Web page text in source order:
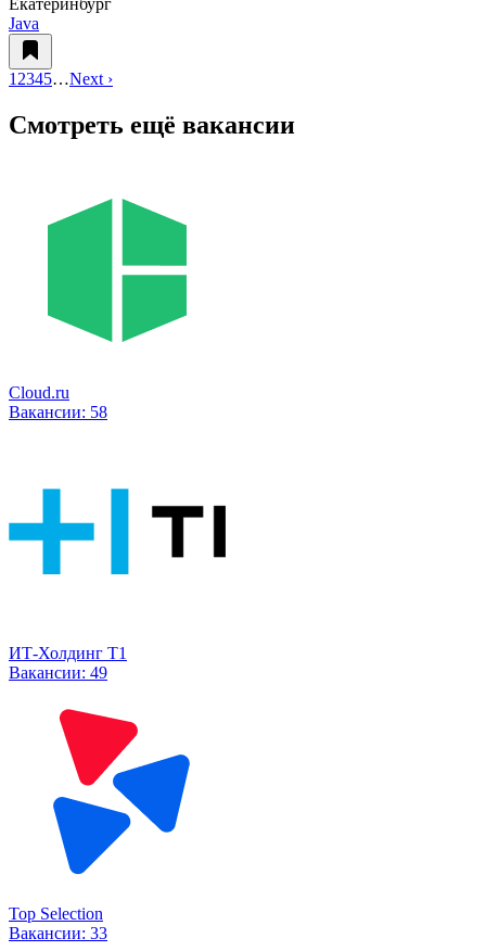
Java
1 2345…Next ›
Смотреть ещё вакансии
Cloud.ru
Вакансии: 58
ИТ-Холдинг Т1
Вакансии: 49
Top Selection
Вакансии: 33